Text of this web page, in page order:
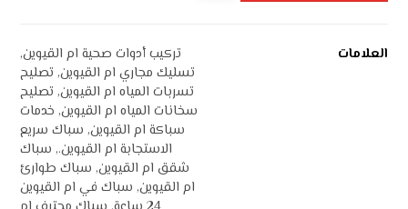
العلامات تركيب أدوات صحية ام القيوين,
تسليك مجاري ام القيوين, تصليح
تسربات المياه ام القيوين, تصليح
سخانات المياه ام القيوين, خدمات
سباكة ام القيوين, سباك سريع
الاستجابة ام القيوين., سباك
شقق ام القيوين, سباك طوارئ
ام القيوين, سباك في ام القيوين